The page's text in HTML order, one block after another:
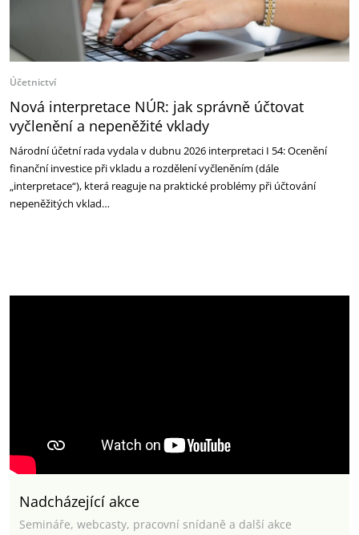
Účetnictví
Nová interpretace NÚR: jak správně účtovat
vyčlenění a nepeněžité vklady
Národní účetní rada vydala v dubnu 2026 interpretaci I 54: Ocenění
finanční investice při vkladu a rozdělení vyčleněním (dále
„interpretace“), která reaguje na praktické problémy při účtování
nepeněžitých vklad…
Nadcházející akce
Semináře, webcasty, pracovní snídaně a další akce